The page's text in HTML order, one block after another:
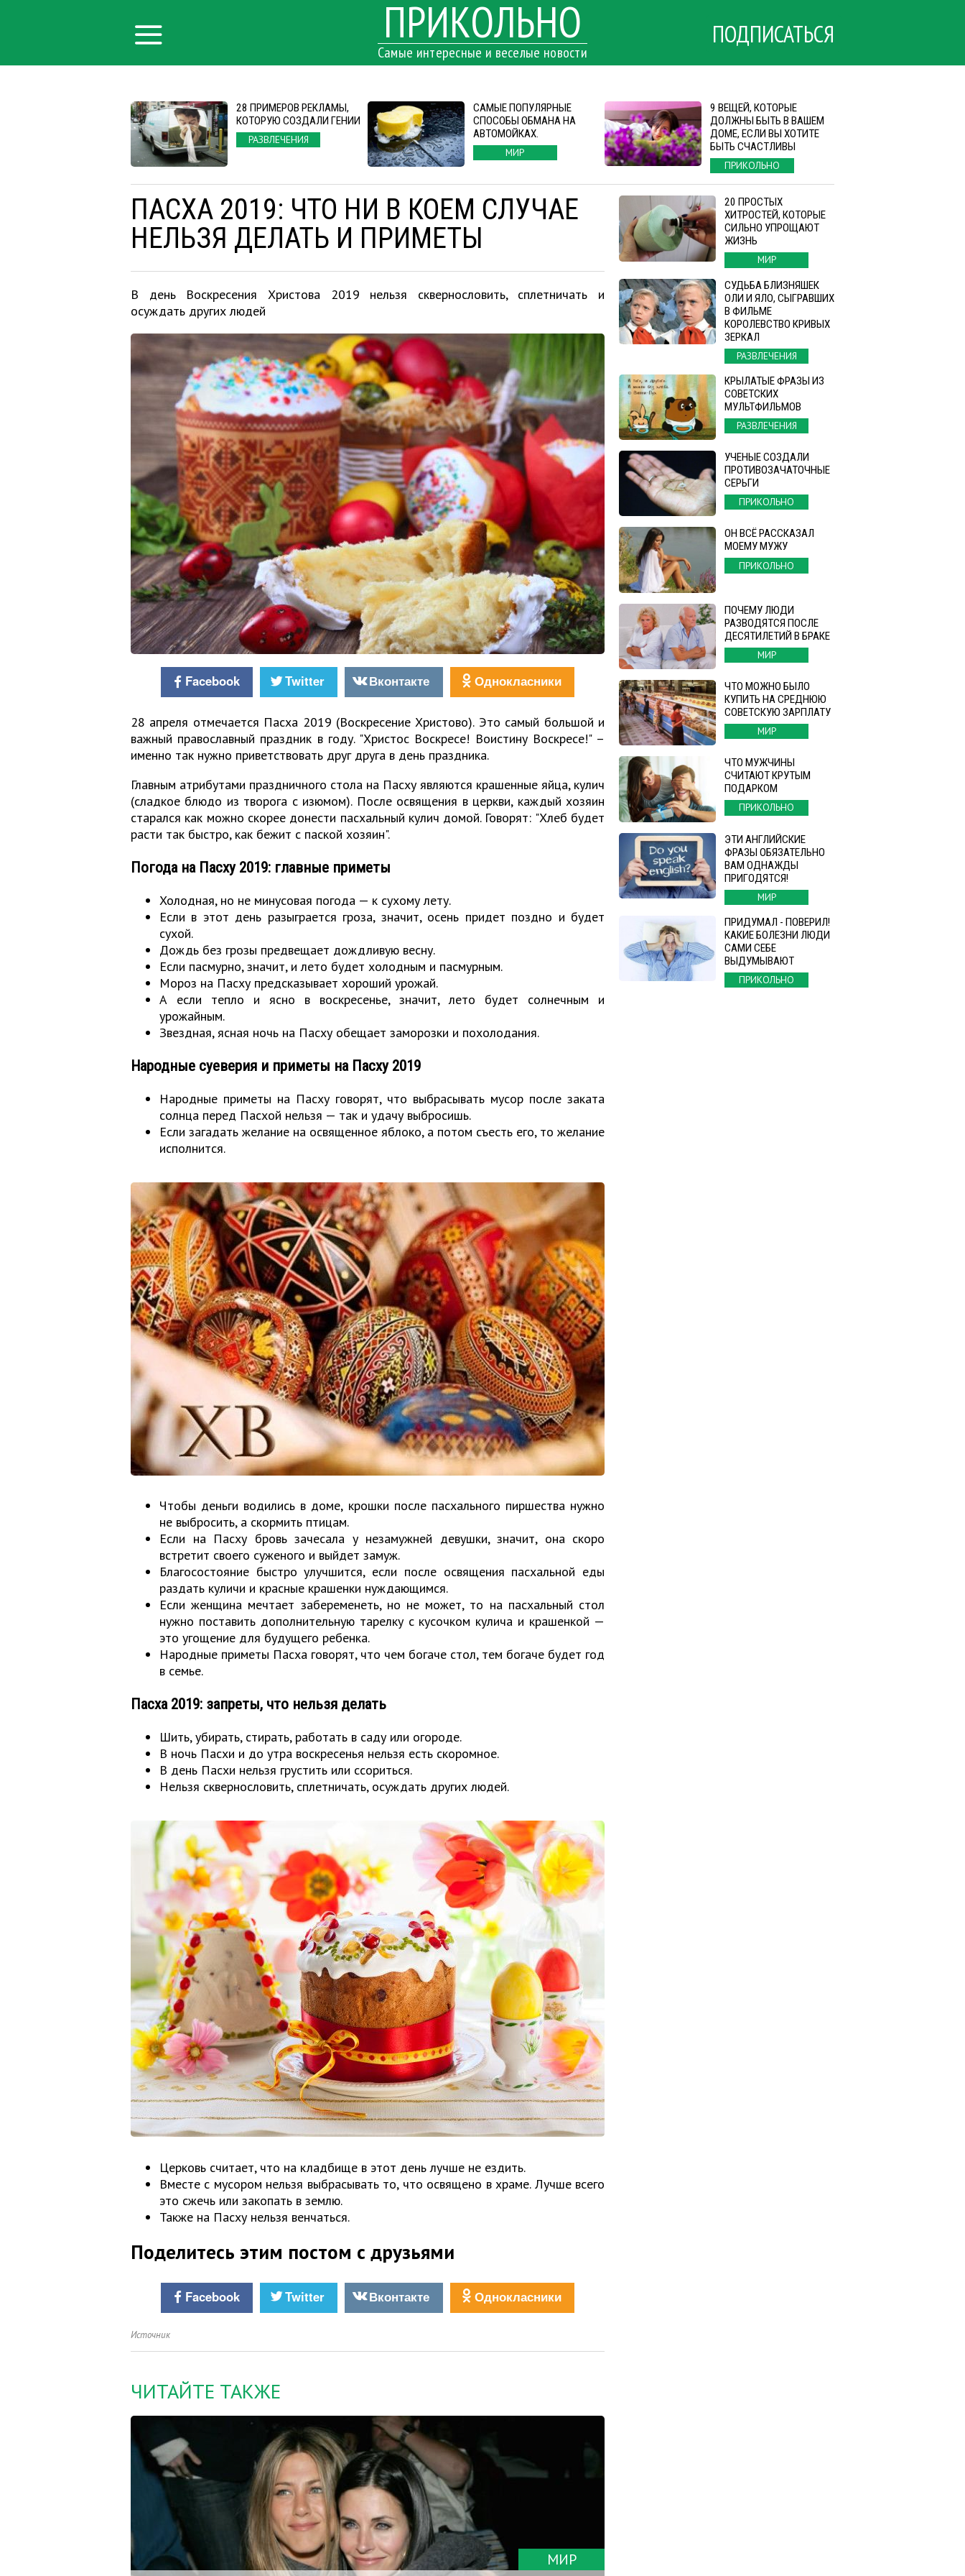
ПРИКОЛЬНО
Самые интересные и веселые новости
ПОДПИСАТЬСЯ
28 ПРИМЕРОВ РЕКЛАМЫ,
КОТОРУЮ СОЗДАЛИ ГЕНИИ
РАЗВЛЕЧЕНИЯ
САМЫЕ ПОПУЛЯРНЫЕ
СПОСОБЫ ОБМАНА НА
АВТОМОЙКАХ.
МИР
9 ВЕЩЕЙ, КОТОРЫЕ
ДОЛЖНЫ БЫТЬ В ВАШЕМ
ДОМЕ, ЕСЛИ ВЫ ХОТИТЕ
БЫТЬ СЧАСТЛИВЫ
ПРИКОЛЬНО
ПАСХА 2019: ЧТО НИ В КОЕМ СЛУЧАЕ
НЕЛЬЗЯ ДЕЛАТЬ И ПРИМЕТЫ
В день Воскресения Христова 2019 нельзя сквернословить, сплетничать и
осуждать других людей
Facebook Twitter Вконтакте Однокласники
28 апреля отмечается Пасха 2019 (Воскресение Христово). Это самый большой и
важный православный праздник в году. "Христос Воскресе! Воистину Воскресе!" –
именно так нужно приветствовать друг друга в день праздника.
Главным атрибутами праздничного стола на Пасху являются крашенные яйца, кулич
(сладкое блюдо из творога с изюмом). После освящения в церкви, каждый хозяин
старался как можно скорее донести пасхальный кулич домой. Говорят: "Хлеб будет
расти так быстро, как бежит с паской хозяин".
Погода на Пасху 2019: главные приметы
Холодная, но не минусовая погода — к сухому лету.
Если в этот день разыграется гроза, значит, осень придет поздно и будет
сухой.
Дождь без грозы предвещает дождливую весну.
Если пасмурно, значит, и лето будет холодным и пасмурным.
Мороз на Пасху предсказывает хороший урожай.
А если тепло и ясно в воскресенье, значит, лето будет солнечным и
урожайным.
Звездная, ясная ночь на Пасху обещает заморозки и похолодания.
Народные суеверия и приметы на Пасху 2019
Народные приметы на Пасху говорят, что выбрасывать мусор после заката
солнца перед Пасхой нельзя — так и удачу выбросишь.
Если загадать желание на освященное яблоко, а потом съесть его, то желание
исполнится.
Чтобы деньги водились в доме, крошки после пасхального пиршества нужно
не выбросить, а скормить птицам.
Если на Пасху бровь зачесала у незамужней девушки, значит, она скоро
встретит своего суженого и выйдет замуж.
Благосостояние быстро улучшится, если после освящения пасхальной еды
раздать куличи и красные крашенки нуждающимся.
Если женщина мечтает забеременеть, но не может, то на пасхальный стол
нужно поставить дополнительную тарелку с кусочком кулича и крашенкой —
это угощение для будущего ребенка.
Народные приметы Пасха говорят, что чем богаче стол, тем богаче будет год
в семье.
Пасха 2019: запреты, что нельзя делать
Шить, убирать, стирать, работать в саду или огороде.
В ночь Пасхи и до утра воскресенья нельзя есть скоромное.
В день Пасхи нельзя грустить или ссориться.
Нельзя сквернословить, сплетничать, осуждать других людей.
Церковь считает, что на кладбище в этот день лучше не ездить.
Вместе с мусором нельзя выбрасывать то, что освящено в храме. Лучше всего
это сжечь или закопать в землю.
Также на Пасху нельзя венчаться.
Поделитесь этим постом с друзьями
Facebook Twitter Вконтакте Однокласники
Источник
ЧИТАЙТЕ ТАКЖЕ
МИР
20 ПРОСТЫХ
ХИТРОСТЕЙ, КОТОРЫЕ
СИЛЬНО УПРОЩАЮТ
ЖИЗНЬ
МИР
СУДЬБА БЛИЗНЯШЕК
ОЛИ И ЯЛО, СЫГРАВШИХ
В ФИЛЬМЕ
КОРОЛЕВСТВО КРИВЫХ
ЗЕРКАЛ
РАЗВЛЕЧЕНИЯ
КРЫЛАТЫЕ ФРАЗЫ ИЗ
СОВЕТСКИХ
МУЛЬТФИЛЬМОВ
РАЗВЛЕЧЕНИЯ
УЧЕНЫЕ СОЗДАЛИ
ПРОТИВОЗАЧАТОЧНЫЕ
СЕРЬГИ
ПРИКОЛЬНО
ОН ВСЁ РАССКАЗАЛ
МОЕМУ МУЖУ
ПРИКОЛЬНО
ПОЧЕМУ ЛЮДИ
РАЗВОДЯТСЯ ПОСЛЕ
ДЕСЯТИЛЕТИЙ В БРАКЕ
МИР
ЧТО МОЖНО БЫЛО
КУПИТЬ НА СРЕДНЮЮ
СОВЕТСКУЮ ЗАРПЛАТУ
МИР
ЧТО МУЖЧИНЫ
СЧИТАЮТ КРУТЫМ
ПОДАРКОМ
ПРИКОЛЬНО
ЭТИ АНГЛИЙСКИЕ
ФРАЗЫ ОБЯЗАТЕЛЬНО
ВАМ ОДНАЖДЫ
ПРИГОДЯТСЯ!
МИР
ПРИДУМАЛ - ПОВЕРИЛ!
КАКИЕ БОЛЕЗНИ ЛЮДИ
САМИ СЕБЕ
ВЫДУМЫВАЮТ
ПРИКОЛЬНО